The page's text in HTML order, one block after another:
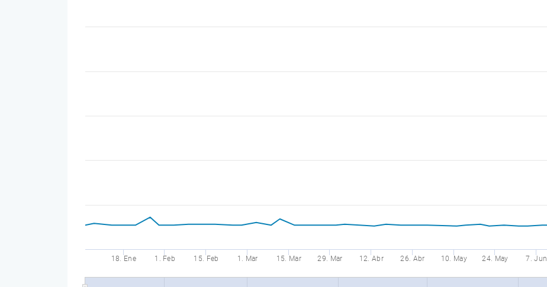
18. Ene 1. Feb 15. Feb 1. Mar 15. Mar 29. Mar 12. Abr 26. Abr 10. May 24. May 7. Jun